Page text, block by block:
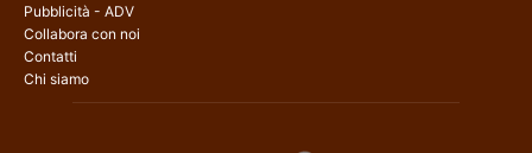
Pubblicità - ADV
Collabora con noi
Contatti
Chi siamo